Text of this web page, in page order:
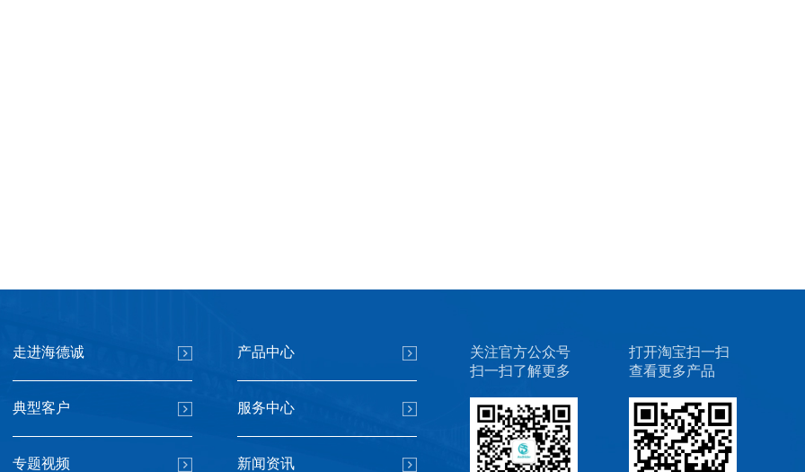
走进海德诚 产品中心
典型客户 服务中心
专题视频 新闻资讯
关注官方公众号
扫一扫了解更多
打开淘宝扫一扫
查看更多产品